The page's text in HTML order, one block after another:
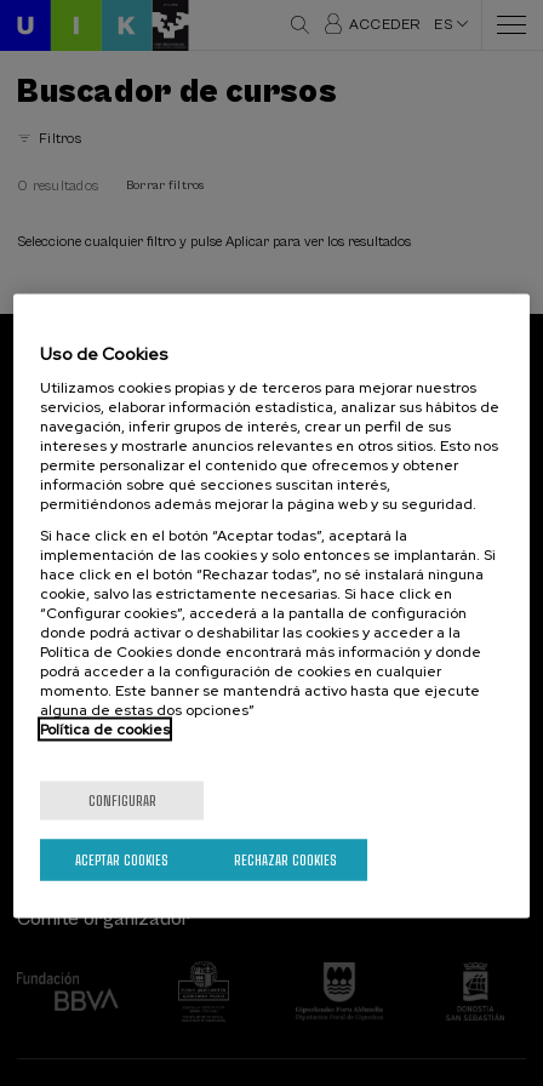
ACCEDER ES
Buscador de cursos
Filtros
0 resultados Borrar filtros
Seleccione cualquier filtro y pulse Aplicar para ver los resultados
Inscríbete para ser el primero/a en recibir las
novedades de UIK.
Suscribirse
Contacto
Palacio Miramar
Paseo de Miraconcha, 48
20007 Donostia / San Sebastián
Gipuzkoa, Spain
Contacta con nosotros
De interés...
Actividades anteriores
Comité organizador
Uso de Cookies
Utilizamos cookies propias y de terceros para mejorar nuestros
servicios, elaborar información estadística, analizar sus hábitos de
navegación, inferir grupos de interés, crear un perfil de sus
intereses y mostrarle anuncios relevantes en otros sitios. Esto nos
permite personalizar el contenido que ofrecemos y obtener
información sobre qué secciones suscitan interés,
permitiéndonos además mejorar la página web y su seguridad.
Si hace click en el botón “Aceptar todas”, aceptará la
implementación de las cookies y solo entonces se implantarán. Si
hace click en el botón “Rechazar todas”, no sé instalará ninguna
cookie, salvo las estrictamente necesarias. Si hace click en
“Configurar cookies”, accederá a la pantalla de configuración
donde podrá activar o deshabilitar las cookies y acceder a la
Política de Cookies donde encontrará más información y donde
podrá acceder a la configuración de cookies en cualquier
momento. Este banner se mantendrá activo hasta que ejecute
alguna de estas dos opciones”
Política de cookies
CONFIGURAR
RECHAZAR COOKIES
ACEPTAR COOKIES